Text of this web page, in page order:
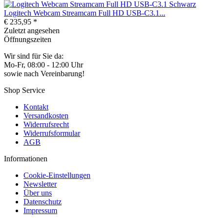
Logitech Webcam Streamcam Full HD USB-C3.1...
€ 235,95 *
Zuletzt angesehen
Öffnungszeiten
Wir sind für Sie da:
Mo-Fr, 08:00 - 12:00 Uhr
sowie nach Vereinbarung!
Shop Service
Kontakt
Versandkosten
Widerrufsrecht
Widerrufsformular
AGB
Informationen
Cookie-Einstellungen
Newsletter
Über uns
Datenschutz
Impressum